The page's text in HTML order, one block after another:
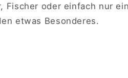
Fischer oder einfach nur
etwas Besonderes.